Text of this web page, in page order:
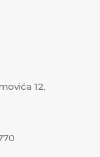
12,